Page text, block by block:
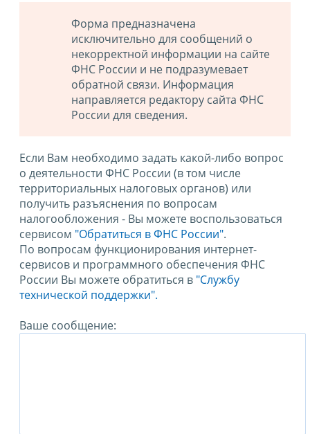
Форма предназначена
исключительно для сообщений о
некорректной информации на сайте
ФНС России и не подразумевает
обратной связи. Информация
направляется редактору сайта ФНС
России для сведения.
Если Вам необходимо задать какой-либо вопрос
о деятельности ФНС России (в том числе
территориальных налоговых органов) или
получить разъяснения по вопросам
налогообложения - Вы можете воспользоваться
сервисом "Обратиться в ФНС России".
По вопросам функционирования интернет-
сервисов и программного обеспечения ФНС
России Вы можете обратиться в "Службу
технической поддержки".
Ваше сообщение: